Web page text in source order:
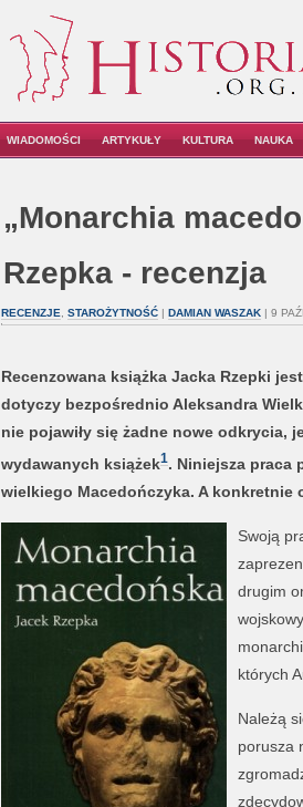
WIADOMOŚCI ARTYKUŁY KULTURA NAUKA
„Monarchia
Rzepka - recenzja
RECENZJE STAROŻYTNOŚĆ| DAMIAN WASZAK| 9
Recenzowana książka Jacka Rzepki
dotyczy bezpośrednio Aleksandra
nie pojawiły się żadne nowe odkrycia,
wydawanych książek1. Niniejsza praca
wielkiego Macedończyka. A
Swoją
drugim
których
Należą
porusza